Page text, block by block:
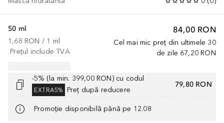
84,00 RON
Cel mai mic preț din ultimele 30
de zile 67,20 RON
50 ml
1,68 RON / 1 ml
Prețul include TVA
-5% (la min. 399,00 RON) cu codul
EXTRA5% Preț după reducere
79,80 RON
Promoție disponibilă până pe 12.08